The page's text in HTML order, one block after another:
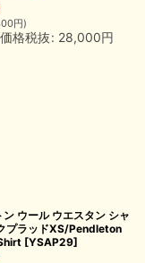
円)
格税抜: 28,000円
ウール ウエスタン シャ
プラッドXS/Pendleton
[YSAP29]